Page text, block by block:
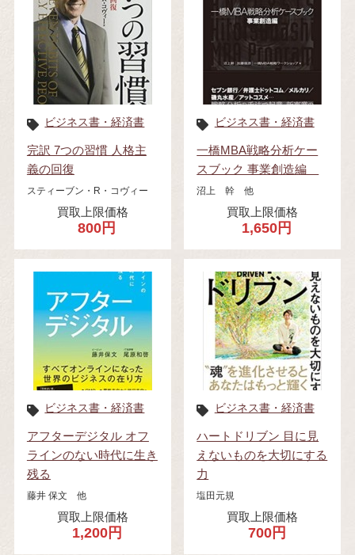
ビジネス書・経済書
完訳 7つの習慣 人格主
義の回復
スティーブン・R・コヴィー
買取上限価格
800円
ビジネス書・経済書
一橋MBA戦略分析ケー
スブック 事業創造編
沼上 幹 他
買取上限価格
1,650円
ビジネス書・経済書
アフターデジタル オフ
ラインのない時代に生き
残る
藤井 保文 他
買取上限価格
1,200円
ビジネス書・経済書
ハートドリブン 目に見
えないものを大切にする
力
塩田元規
買取上限価格
700円